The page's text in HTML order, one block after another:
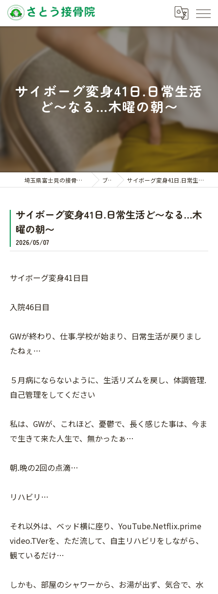
サイボーグ変身41日.日常生活
ど〜なる…木曜の朝〜
埼玉県富士見の接骨院ならさとう接骨院 ブログ サイボーグ変身41日.日常生活ど〜なる…木曜の朝〜
サイボーグ変身41日.日常生活ど〜なる…木
曜の朝〜
2026/05/07
サイボーグ変身41日目
入院46日目
GWが終わり、仕事.学校が始まり、日常生活が戻りまし
たねぇ…
５月病にならないように、生活リズムを戻し、体調管理.
自己管理をしてください
私は、GWが、これほど、憂鬱で、長く感じた事は、今ま
で生きて来た人生で、無かったぁ…
朝.晩の2回の点滴…
リハビリ…
それ以外は、ベッド横に座り、YouTube.Netflix.prime
video.TVerを、ただ流して、自主リハビリをしながら、
観ているだけ…
しかも、部屋のシャワーから、お湯が出ず、気合で、水